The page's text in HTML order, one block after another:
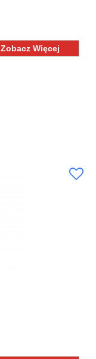
Zobacz Więcej